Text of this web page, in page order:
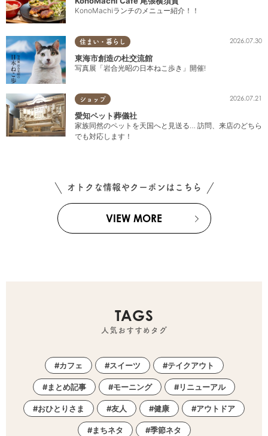
KonoMachiランチのメニュー紹介！！
住まい・暮らし 2026.07.30
東海市創造の杜交流館
写真展「岩合光昭の日本ねこ歩き」開催!
ショップ 2026.07.21
愛知ペット葬儀社
家族同然のペットを天国へと見送る… 訪問、来店のどちら
でも対応します！
オトクな情報やクーポンはこちら
VIEW MORE
TAGS
人気おすすめタグ
カフェ スイーツ テイクアウト
まとめ記事 モーニング リニューアル
おひとりさま 友人 健康 アウトドア
まちネタ 季節ネタ